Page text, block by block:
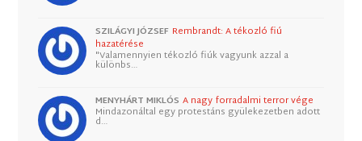
SZILÁGYI JÓZSEF Rembrandt: A tékozló fiú
hazatérése
"Valamennyien tékozló fiúk vagyunk azzal a
különbs…
MENYHÁRT MIKLÓS A nagy forradalmi terror vége
Mindazonáltal egy protestáns gyülekezetben adott
d…